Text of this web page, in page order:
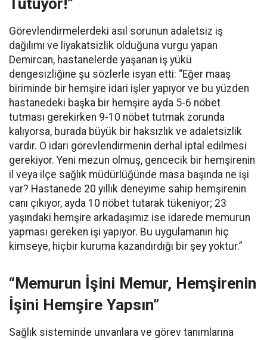
Tutuyor!”
Görevlendirmelerdeki asıl sorunun adaletsiz iş
dağılımı ve liyakatsizlik olduğuna vurgu yapan
Demircan, hastanelerde yaşanan iş yükü
dengesizliğine şu sözlerle isyan etti: “Eğer maaş
biriminde bir hemşire idari işler yapıyor ve bu yüzden
hastanedeki başka bir hemşire ayda 5-6 nöbet
tutması gerekirken 9-10 nöbet tutmak zorunda
kalıyorsa, burada büyük bir haksızlık ve adaletsizlik
vardır. O idari görevlendirmenin derhal iptal edilmesi
gerekiyor. Yeni mezun olmuş, gencecik bir hemşirenin
il veya ilçe sağlık müdürlüğünde masa başında ne işi
var? Hastanede 20 yıllık deneyime sahip hemşirenin
canı çıkıyor, ayda 10 nöbet tutarak tükeniyor; 23
yaşındaki hemşire arkadaşımız ise idarede memurun
yapması gereken işi yapıyor. Bu uygulamanın hiç
kimseye, hiçbir kuruma kazandırdığı bir şey yoktur.”
“Memurun İşini Memur, Hemşirenin
İşini Hemşire Yapsın”
Sağlık sisteminde unvanlara ve görev tanımlarına